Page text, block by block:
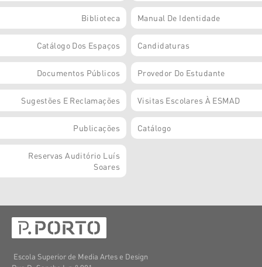
Biblioteca Manual De Identidade
Catálogo Dos Espaços Candidaturas
Documentos Públicos Provedor Do Estudante
Sugestões E Reclamações Visitas Escolares À ESMAD
Publicações Catálogo
Reservas Auditório Luís
Soares
Escola Superior de Media Artes e Design